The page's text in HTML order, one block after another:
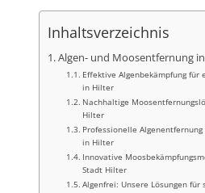
Inhaltsverzeichnis
Algen- und Moosentfernung
Effektive Algenbekämpfung für
in Hilter
Nachhaltige
Hilter
Professionelle
in Hilter
Innovative
Stadt Hilter
Algenfrei: Unsere Lösungen